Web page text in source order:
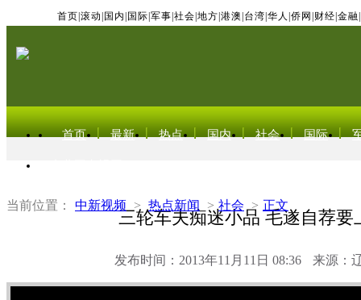
首页 滚动 国内 国际 军事 社会 地方 港澳 台湾 华人 侨网 财经 金融
首页 最新 热点 国内 社会 国际
当前位置： 中新视频 > 热点新闻 > 社会 > 正文
三轮车夫痴迷小品 毛遂自荐要
发布时间：2013年11月11日 08:36 来源：